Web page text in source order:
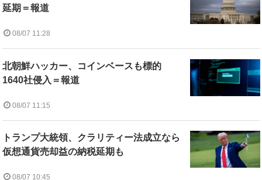
延期＝報道
08/07 11:28
北朝鮮ハッカー、コインベースも標的
1640社侵入＝報道
08/07 11:15
トランプ大統領、クラリティー法成立なら
仮想通貨売却益の納税延期も
08/07 10:45